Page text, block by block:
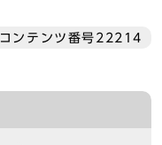
コンテンツ番号22214